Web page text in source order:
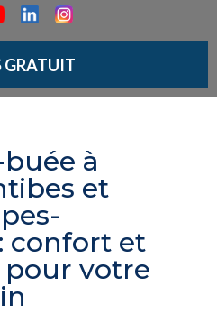
GRATUIT
à
et
confort et
votre